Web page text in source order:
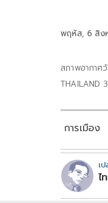
พฤหัส, 6 สิง
สภาพอากาศ
THAILAND
การเมือง
เ
ไ